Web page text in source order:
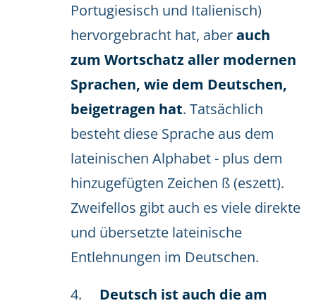
Portugiesisch und Italienisch)
hervorgebracht hat, aberauch
zum Wortschatz aller modernen
Sprachen, wie dem Deutschen,
beigetragen hat. Tatsächlich
besteht diese Sprache aus dem
lateinischen Alphabet - plus dem
hinzugefügten Zeichen ß (eszett).
Zweifellos gibt auch es viele direkte
und übersetzte lateinische
Entlehnungen im Deutschen.
4.
Deutsch ist auch die am